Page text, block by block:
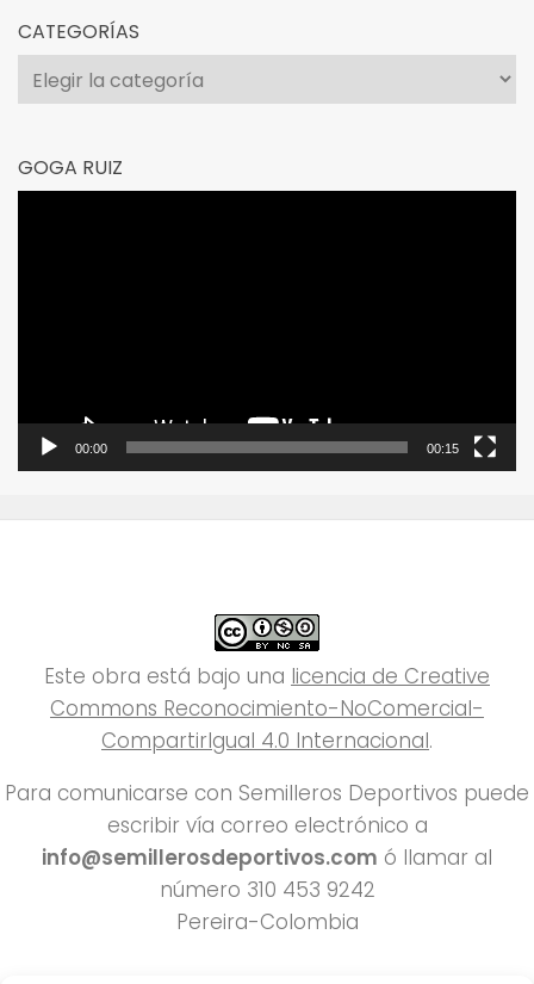
CATEGORÍAS
Categorías
GOGA RUIZ
00:00 00:15
Este obra está bajo una licencia de Creative
Commons Reconocimiento-NoComercial-
CompartirIgual 4.0 Internacional.
Para comunicarse con Semilleros Deportivos puede
escribir vía correo electrónico a
info@semillerosdeportivos.com ó llamar al
número 310 453 9242
Pereira-Colombia